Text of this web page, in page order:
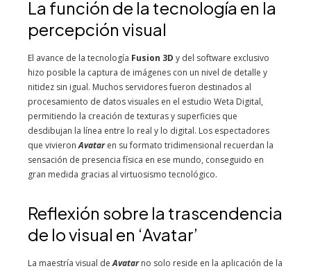
La función de la tecnología en la
percepción visual
El avance de la tecnología Fusion 3D y del software exclusivo
hizo posible la captura de imágenes con un nivel de detalle y
nitidez sin igual. Muchos servidores fueron destinados al
procesamiento de datos visuales en el estudio Weta Digital,
permitiendo la creación de texturas y superficies que
desdibujan la línea entre lo real y lo digital. Los espectadores
que vivieronAvataren su formato tridimensional recuerdan la
sensación de presencia física en ese mundo, conseguido en
gran medida gracias al virtuosismo tecnológico.
Reflexión sobre la trascendencia
de lo visual en ‘Avatar’
La maestría visual deAvatarno solo reside en la aplicación de la